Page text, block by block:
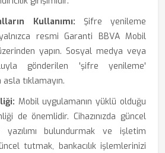
Kullanımı: Şifre yenileme
resmi Garanti BBVA Mobil
yapın. Sosyal medya veya
gönderilen 'şifre yenileme'
asla tıklamayın.
Mobil uygulamanın yüklü olduğu
de önemlidir. Cihazınızda güncel
bulundurmak ve işletim
tutmak, bankacılık işlemlerinizi